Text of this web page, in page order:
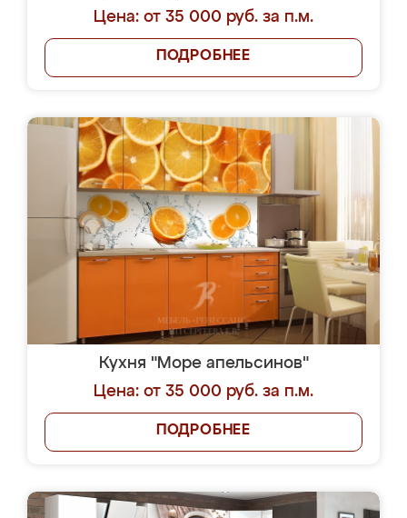
Цена: от 35 000 руб. за п.м.
ПОДРОБНЕЕ
Кухня "Море апельсинов"
Цена: от 35 000 руб. за п.м.
ПОДРОБНЕЕ